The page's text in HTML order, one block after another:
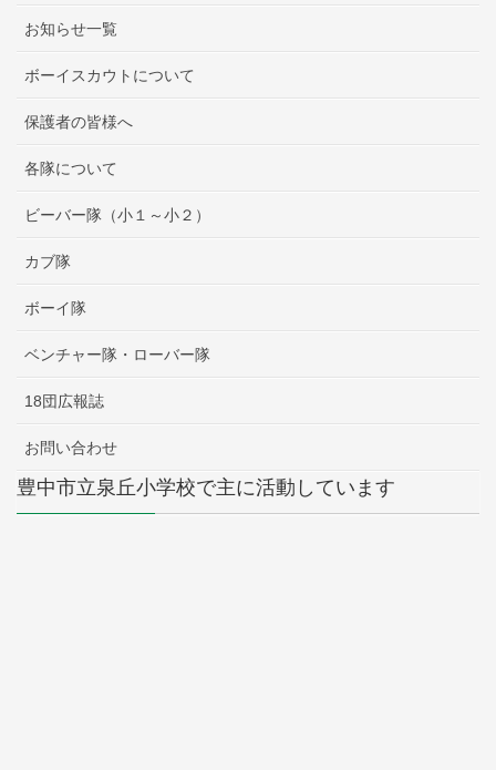
お知らせ一覧
ボーイスカウトについて
保護者の皆様へ
各隊について
ビーバー隊（小１～小２）
カブ隊
ボーイ隊
ベンチャー隊・ローバー隊
18団広報誌
お問い合わせ
豊中市立泉丘小学校で主に活動しています